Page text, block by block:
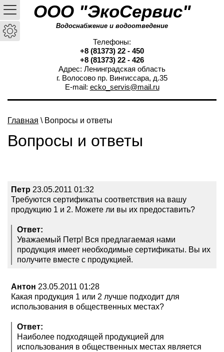
ООО "ЭкоСервис"
Водоснабжение и водоотведение
Телефоны:
+8 (81373) 22 - 450
+8 (81373) 22 - 426
Адрес: Ленинградская область
г. Волосово пр. Вингиссара, д.35
E-mail: ecko_servis@mail.ru
Главная \ Вопросы и ответы
Вопросы и ответы
Петр 23.05.2011 01:32
Требуются сертификаты соответствия на вашу
продукцию 1 и 2. Можете ли вы их предоставить?
Ответ:
Уважаемый Петр! Вся предлагаемая нами
продукция имеет необходимые сертификаты. Вы их
получите вместе с продукцией.
Антон 23.05.2011 01:28
Какая продукция 1 или 2 лучше подходит для
использования в общественных местах?
Ответ:
Наиболее подходящей продукцией для
использования в общественных местах является